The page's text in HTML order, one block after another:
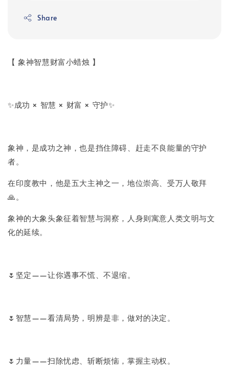
Share
【 象神智慧财富小蜡烛 】
✨成功 × 智慧 × 财富 × 守护✨
象神，是成功之神，也是挡住障碍、赶走不良能量的守护
者。
在印度教中，他是五大主神之一，地位崇高、受万人敬拜
🙏。
象神的大象头象征着智慧与洞察，人身则寓意人类文明与文
化的延续。
🌷坚定——让你遇事不慌、不退缩。
🌷智慧——看清局势，明辨是非，做对的决定。
🌷力量——扫除忧虑、斩断烦恼，掌握主动权。